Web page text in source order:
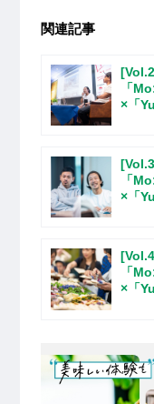
関連記事
「
×「
「
×「
「
×「